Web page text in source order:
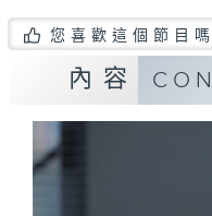
您喜歡這個節目
內容